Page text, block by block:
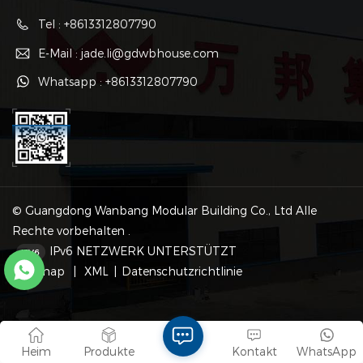
Tel : +8613312807790
E-Mail : jade.li@gdwbhouse.com
Whatsapp : +8613312807790
© Guangdong Wanbang Modular Building Co., Ltd Alle
Rechte vorbehalten .
IPv6 NETZWERK UNTERSTÜTZT
Sitemap
XML Datenschutzrichtlinie
Heim Produkte WhatsApp
Kontakt